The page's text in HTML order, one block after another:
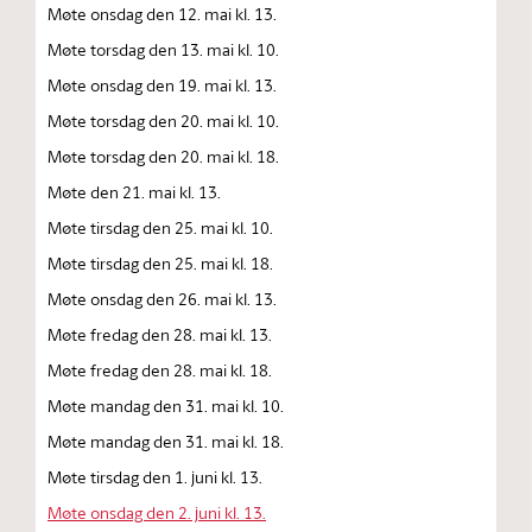
Møte onsdag den 12. mai kl. 13.
Møte torsdag den 13. mai kl. 10.
Møte onsdag den 19. mai kl. 13.
Møte torsdag den 20. mai kl. 10.
Møte torsdag den 20. mai kl. 18.
Møte den 21. mai kl. 13.
Møte tirsdag den 25. mai kl. 10.
Møte tirsdag den 25. mai kl. 18.
Møte onsdag den 26. mai kl. 13.
Møte fredag den 28. mai kl. 13.
Møte fredag den 28. mai kl. 18.
Møte mandag den 31. mai kl. 10.
Møte mandag den 31. mai kl. 18.
Møte tirsdag den 1. juni kl. 13.
Møte onsdag den 2. juni kl. 13.